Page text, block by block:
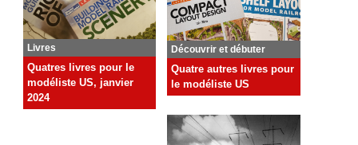
Livres
Quatres livres pour le
modéliste US, janvier
2024
Découvrir et débuter
Quatre autres livres pour
le modéliste US